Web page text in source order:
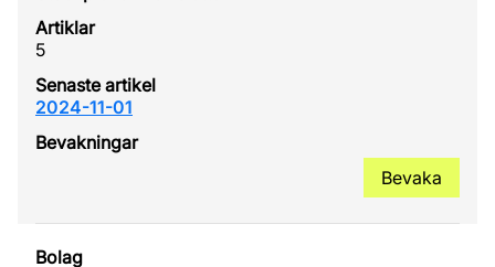
5
2024-11-01
Bevaka